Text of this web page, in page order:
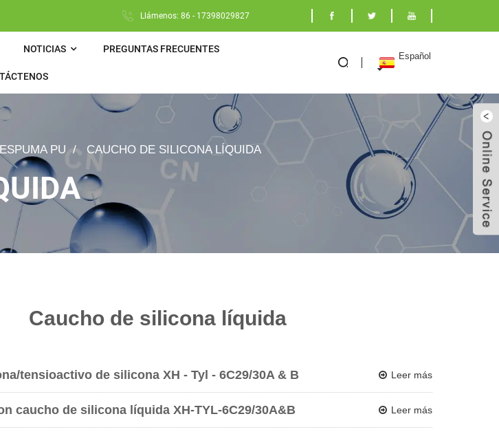
Llámenos: 86 - 17398029827
NOTICIAS PREGUNTAS FRECUENTES
Español
PU CAUCHO DE SILICONA LÍQUIDA
Caucho de silicona líquida
tensioactivo de silicona XH - Tyl - 6C29/30A & B Leer más
caucho de silicona líquida XH-TYL-6C29/30A&B Leer más